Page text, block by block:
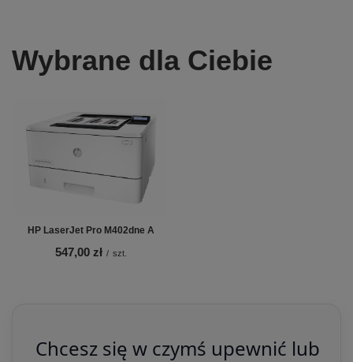
Wybrane dla Ciebie
HP LaserJet Pro M402dne A
547,00 zł / szt.
Chcesz się w czymś upewnić lub